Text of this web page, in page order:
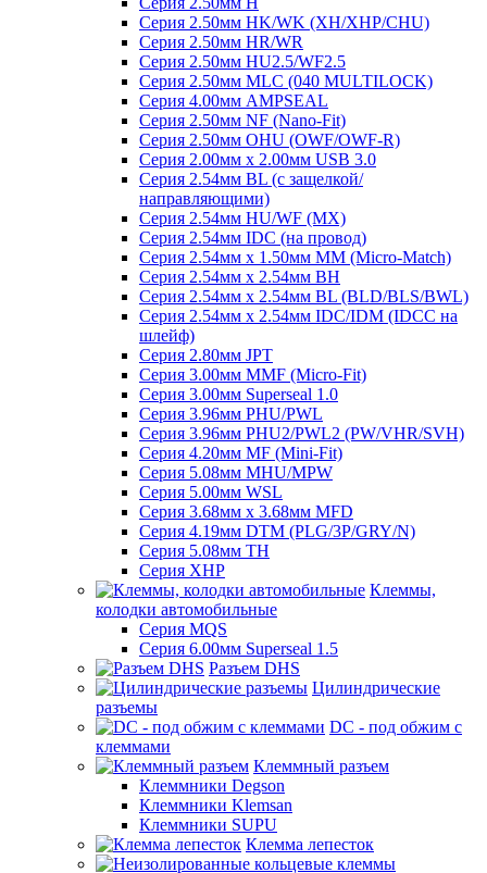
Серия 2.50мм HK/WK (XH/XHP/CHU)
Серия 2.50мм HR/WR
Серия 2.50мм HU2.5/WF2.5
Серия 2.50мм MLC (040 MULTILOCK)
Серия 4.00мм AMPSEAL
Серия 2.50мм NF (Nano-Fit)
Серия 2.50мм OHU (OWF/OWF-R)
Серия 2.00мм x 2.00мм USB 3.0
Серия 2.54мм BL (с защелкой/
направляющими)
Серия 2.54мм HU/WF (MX)
Серия 2.54мм IDC (на провод)
Серия 2.54мм х 1.50мм MM (Micro-Match)
Серия 2.54мм х 2.54мм BH
Серия 2.54мм х 2.54мм BL (BLD/BLS/BWL)
Серия 2.54мм х 2.54мм IDC/IDM (IDCC на
шлейф)
Серия 2.80мм JPT
Серия 3.00мм MMF (Micro-Fit)
Серия 3.00мм Superseal 1.0
Серия 3.96мм PHU/PWL
Серия 3.96мм PHU2/PWL2 (PW/VHR/SVH)
Серия 4.20мм MF (Mini-Fit)
Серия 5.08мм MHU/MPW
Серия 5.00мм WSL
Серия 3.68мм х 3.68мм MFD
Серия 4.19мм DTM (PLG/3P/GRY/N)
Серия 5.08мм TH
Серия XHP
Клеммы,
колодки автомобильные
Серия MQS
Серия 6.00мм Superseal 1.5
Разъем DHS
Цилиндрические
разъемы
DC - под обжим с
клеммами
Клеммный разъем
Клеммники Degson
Клеммники Klemsan
Клеммники SUPU
Клемма лепесток